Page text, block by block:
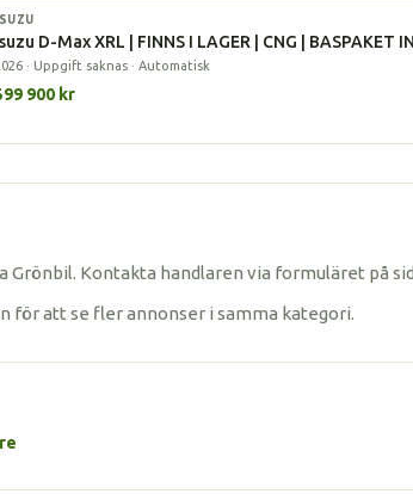
Gasbil
ISUZU
D-Max XRL | FINNS I LAGER | CNG | BASPAKET
· Uppgift saknas · Automatisk
900 kr
Grönbil. Kontakta handlaren via formuläret på
för att se fler annonser i samma kategori.